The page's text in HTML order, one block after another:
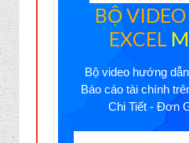
BỘ
EXCEL
Bộ video hướng
Báo cáo tài chính
Chi Tiết - Đơn